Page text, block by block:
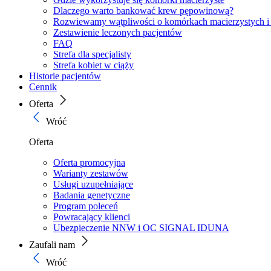
Dlaczego warto bankować krew pępowinową?
Rozwiewamy wątpliwości o komórkach macierzystych
Zestawienie leczonych pacjentów
FAQ
Strefa dla specjalisty
Strefa kobiet w ciąży
Historie pacjentów
Cennik
Oferta
Wróć
Oferta
Oferta promocyjna
Warianty zestawów
Usługi uzupełniające
Badania genetyczne
Program poleceń
Powracający klienci
Ubezpieczenie NNW i OC SIGNAL IDUNA
Zaufali nam
Wróć